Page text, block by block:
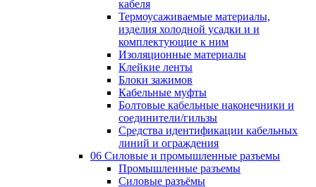
кабеля
Термоусаживаемые материалы,
изделия холодной усадки и и
комплектующие к ним
Изоляционные материалы
Клейкие ленты
Блоки зажимов
Кабельные муфты
Болтовые кабельные наконечники и
соединители/гильзы
Средства идентификации кабельных
линий и ограждения
06 Силовые и промышленные разъемы
Промышленные разъемы
Силовые разъёмы